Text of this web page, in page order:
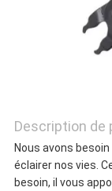
LES
AFFAIRES
Description de
Nous avons
éclairer nos vies.
besoin, il vous